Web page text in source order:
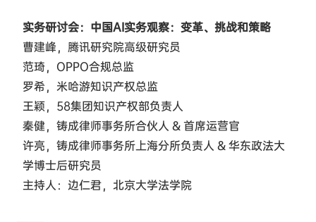
实务研讨会：中国AI实务观察：变革、挑战和策略
曹建峰，腾讯研究院高级研究员
范琦，OPPO合规总监
罗希，米哈游知识产权总监
王颖，58集团知识产权部负责人
秦健，铸成律师事务所合伙人 & 首席运营官
许亮，铸成律师事务所上海分所负责人 & 华东政法大
学博士后研究员
主持人：边仁君，北京大学法学院